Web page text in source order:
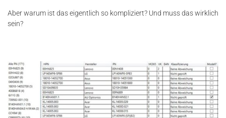
Aber warum ist das eigentlich so kompliziert? Und muss das wirklich
sein?